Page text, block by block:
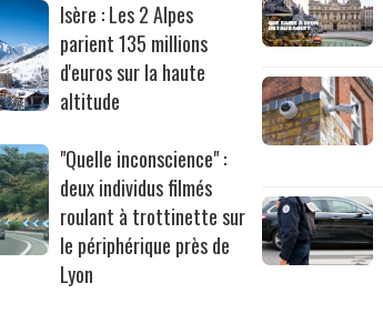
Isère : Les 2 Alpes
parient 135 millions
d'euros sur la haute
altitude
"Quelle inconscience" :
deux individus filmés
roulant à trottinette sur
le périphérique près de
Lyon